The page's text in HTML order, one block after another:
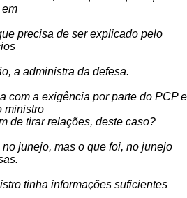
em
precisa de ser explicado pelo
a administra da defesa.
com a exigência por parte do PCP e
ministro
de tirar relações, deste caso?
junejo, mas o que foi, no junejo
tinha informações suficientes